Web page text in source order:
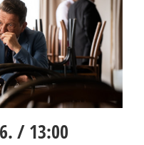
/ 13:00